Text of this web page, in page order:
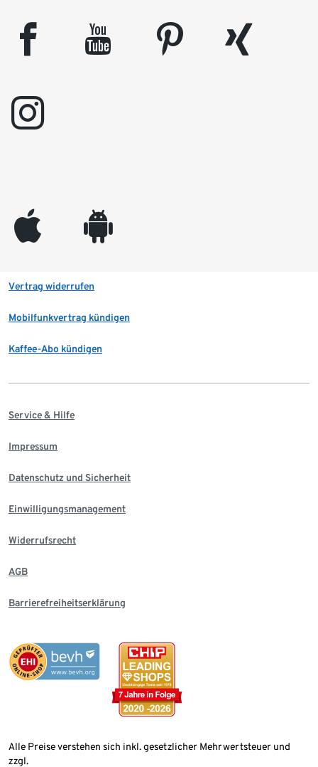
facebook youtube pinterest
xing
instagram
appleinc android
Vertrag widerrufen
Mobilfunkvertrag kündigen
Kaffee-Abo kündigen
Service & Hilfe
Impressum
Datenschutz und Sicherheit
Einwilligungsmanagement
Widerrufsrecht
AGB
Barrierefreiheitserklärung
Alle Preise verstehen sich inkl. gesetzlicher Mehrwertsteuer und
zzgl.